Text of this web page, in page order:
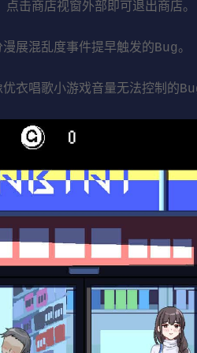
击商店视窗外部即可退出商店。
展混乱度事件提早触发的Bug。
衣唱歌小游戏音量无法控制的